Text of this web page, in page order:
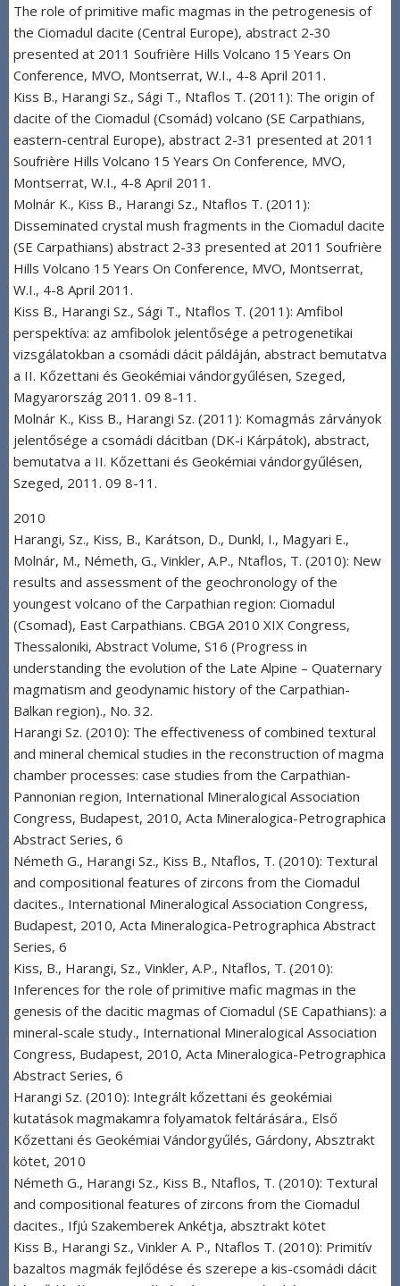
The role of primitive mafic magmas in the petrogenesis of
the Ciomadul dacite (Central Europe), abstract 2-30
presented at 2011 Soufrière Hills Volcano 15 Years On
Conference, MVO, Montserrat, W.I., 4-8 April 2011.
Kiss B., Harangi Sz., Sági T., Ntaflos T. (2011): The origin of
dacite of the Ciomadul (Csomád) volcano (SE Carpathians,
eastern-central Europe), abstract 2-31 presented at 2011
Soufrière Hills Volcano 15 Years On Conference, MVO,
Montserrat, W.I., 4-8 April 2011.
Molnár K., Kiss B., Harangi Sz., Ntaflos T. (2011):
Disseminated crystal mush fragments in the Ciomadul dacite
(SE Carpathians) abstract 2-33 presented at 2011 Soufrière
Hills Volcano 15 Years On Conference, MVO, Montserrat,
W.I., 4-8 April 2011.
Kiss B., Harangi Sz., Sági T., Ntaflos T. (2011): Amfibol
perspektíva: az amfibolok jelentősége a petrogenetikai
vizsgálatokban a csomádi dácit páldáján, abstract bemutatva
a II. Kőzettani és Geokémiai vándorgyűlésen, Szeged,
Magyarország 2011. 09 8-11.
Molnár K., Kiss B., Harangi Sz. (2011): Komagmás zárványok
jelentősége a csomádi dácitban (DK-i Kárpátok), abstract,
bemutatva a II. Kőzettani és Geokémiai vándorgyűlésen,
Szeged, 2011. 09 8-11.
2010
Harangi, Sz., Kiss, B., Karátson, D., Dunkl, I., Magyari E.,
Molnár, M., Németh, G., Vinkler, A.P., Ntaflos, T. (2010): New
results and assessment of the geochronology of the
youngest volcano of the Carpathian region: Ciomadul
(Csomad), East Carpathians. CBGA 2010 XIX Congress,
Thessaloniki, Abstract Volume, S16 (Progress in
understanding the evolution of the Late Alpine – Quaternary
magmatism and geodynamic history of the Carpathian-
Balkan region)., No. 32.
Harangi Sz. (2010): The effectiveness of combined textural
and mineral chemical studies in the reconstruction of magma
chamber processes: case studies from the Carpathian-
Pannonian region, International Mineralogical Association
Congress, Budapest, 2010, Acta Mineralogica-Petrographica
Abstract Series, 6
Németh G., Harangi Sz., Kiss B., Ntaflos, T. (2010): Textural
and compositional features of zircons from the Ciomadul
dacites., International Mineralogical Association Congress,
Budapest, 2010, Acta Mineralogica-Petrographica Abstract
Series, 6
Kiss, B., Harangi, Sz., Vinkler, A.P., Ntaflos, T. (2010):
Inferences for the role of primitive mafic magmas in the
genesis of the dacitic magmas of Ciomadul (SE Capathians): a
mineral-scale study., International Mineralogical Association
Congress, Budapest, 2010, Acta Mineralogica-Petrographica
Abstract Series, 6
Harangi Sz. (2010): Integrált kőzettani és geokémiai
kutatások magmakamra folyamatok feltárására., Első
Kőzettani és Geokémiai Vándorgyűlés, Gárdony, Absztrakt
kötet, 2010
Németh G., Harangi Sz., Kiss B., Ntaflos, T. (2010): Textural
and compositional features of zircons from the Ciomadul
dacites., Ifjú Szakemberek Ankétja, absztrakt kötet
Kiss B., Harangi Sz., Vinkler A. P., Ntaflos T. (2010): Primitív
bazaltos magmák fejlődése és szerepe a kis-csomádi dácit